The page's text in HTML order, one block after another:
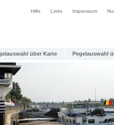
Hilfe Links Impressum
über Karte Pegelauswahl